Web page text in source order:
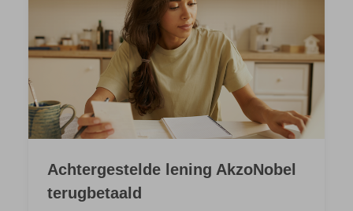
Achtergestelde lening AkzoNobel
terugbetaald